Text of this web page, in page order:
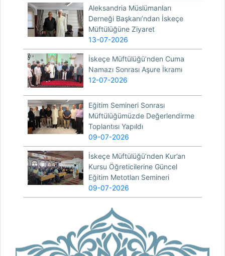
Aleksandria Müslümanları
Derneği Başkanı’ndan İskeçe
Müftülüğüne Ziyaret
13-07-2026
İskeçe Müftülüğü’nden Cuma
Namazı Sonrası Aşure İkramı
12-07-2026
Eğitim Semineri Sonrası
Müftülüğümüzde Değerlendirme
Toplantısı Yapıldı
09-07-2026
İskeçe Müftülüğü’nden Kur’an
Kursu Öğreticilerine Güncel
Eğitim Metotları Semineri
09-07-2026